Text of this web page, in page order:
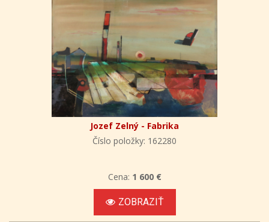
Jozef Zelný - Fabrika
Číslo položky: 162280
Cena: 1 600 €
ZOBRAZIŤ